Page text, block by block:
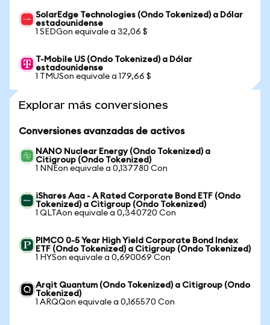
SolarEdge Technologies (Ondo Tokenized) a Dólar
estadounidense
1 SEDGon equivale a 32,06 $
T-Mobile US (Ondo Tokenized) a Dólar
estadounidense
1 TMUSon equivale a 179,66 $
Explorar más conversiones
Conversiones avanzadas de activos
NANO Nuclear Energy (Ondo Tokenized) a
Citigroup (Ondo Tokenized)
1 NNEon equivale a 0,137780 Con
iShares Aaa - A Rated Corporate Bond ETF (Ondo
Tokenized) a Citigroup (Ondo Tokenized)
1 QLTAon equivale a 0,340720 Con
PIMCO 0-5 Year High Yield Corporate Bond Index
ETF (Ondo Tokenized) a Citigroup (Ondo Tokenized)
1 HYSon equivale a 0,690069 Con
Arqit Quantum (Ondo Tokenized) a Citigroup (Ondo
Tokenized)
1 ARQQon equivale a 0,165570 Con